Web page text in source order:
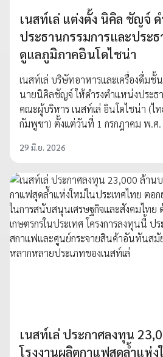
เนสท์เล่ แต่งตั้ง นิคิล ชัญจ์
ประธานกรรมการและประ
ดูแลภูมิภาคอินโดไชน่า
เนสท์เล่ บริษัทอาหารและเครื่องดื่มชั้
นายนิคิลชัญจ์ ให้ดำรงตำแหน่งประธ
คณะผู้บริหาร เนสท์เล่ อินโดไชน่า (ไ
กัมพูชา) ตั้งแต่วันที่ 1 กรกฎาคม พ.ศ
29 มิ.ย. 2026
เนสท์เล่ ประกาศลงทุน
โรงงานผลิตกาแฟสุดล้ำแห่ง